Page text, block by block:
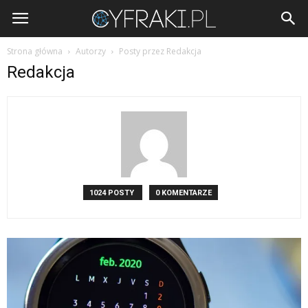
Cyfraki.pl
Strona główna Autorzy Posty przez Redakcja
Redakcja
1024 POSTY 0 KOMENTARZE